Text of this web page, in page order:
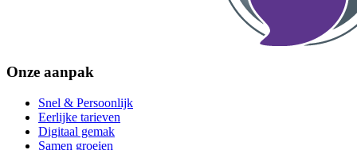
Onze aanpak
Snel & Persoonlijk
Eerlijke tarieven
Digitaal gemak
Samen groeien